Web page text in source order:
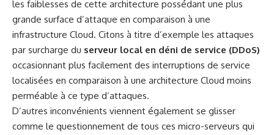
les faiblesses de cette architecture possédant une plus
grande surface d’attaque en comparaison à une
infrastructure Cloud. Citons à titre d’exemple les attaques
par surcharge du serveur local en déni de service (DDoS)
occasionnant plus facilement des interruptions de service
localisées en comparaison à une architecture Cloud moins
perméable à ce type d’attaques.
D’autres inconvénients viennent également se glisser
comme le questionnement de tous ces micro-serveurs qui